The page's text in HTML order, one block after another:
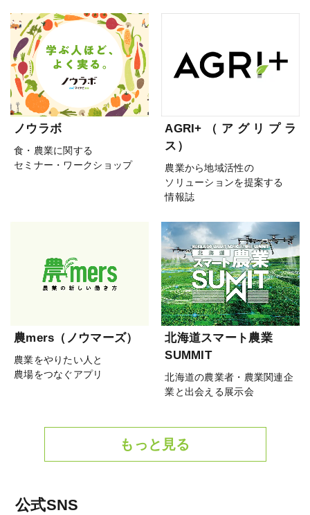
ノウラボ
食・農業に関する
セミナー・ワークショップ
AGRI+（アグリプラ
ス）
農業から地域活性の
ソリューションを提案する
情報誌
農mers（ノウマーズ）
農業をやりたい人と
農場をつなぐアプリ
北海道スマート農業
SUMMIT
北海道の農業者・農業関連企
業と出会える展示会
もっと見る
公式SNS